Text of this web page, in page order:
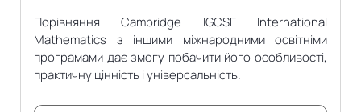
Порівняння Cambridge IGCSE International
Mathematics з іншими міжнародними освітніми
програмами дає змогу побачити його особливості,
практичну цінність і універсальність.